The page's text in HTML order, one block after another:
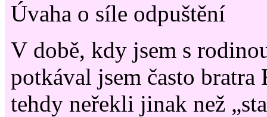
Úvaha o síle odpuštění
V době, kdy jsem s
potkával jsem často
tehdy neřekli jinak než